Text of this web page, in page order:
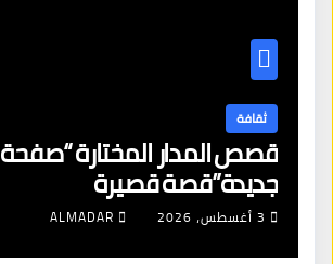
ثقافة
قصص المدار المختارة “صفحة
جديدة”قصة قصيرة
3 أغسطس، 2026 ALMADAR